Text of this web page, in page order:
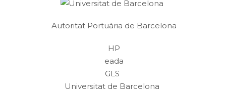
Autoritat Portuària de Barcelona
HP
eada
GLS
Universitat de Barcelona